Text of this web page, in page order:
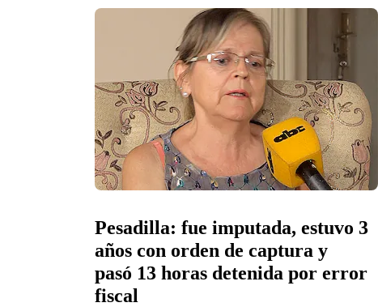
Pesadilla: fue imputada, estuvo 3
años con orden de captura y
pasó 13 horas detenida por error
fiscal